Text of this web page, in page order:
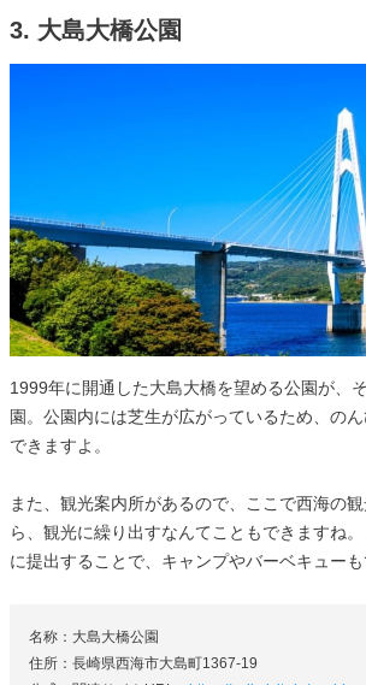
3. 大島大橋公園
1999年に開通した大島大橋を望める公園が、
園。公園内には芝生が広がっているため、の
できますよ。
また、観光案内所があるので、ここで西海の
ら、観光に繰り出すなんてこともできますね
に提出することで、キャンプやバーベキューも
名称：大島大橋公園
住所：長崎県西海市大島町1367-19